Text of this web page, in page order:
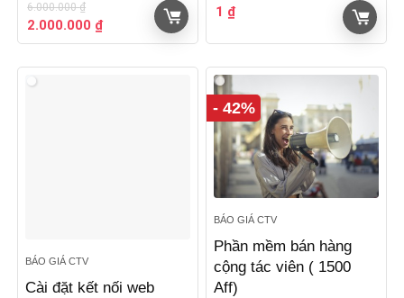
6.000.000₫
Giá
gốc
6.000.000 ₫.
2.000.000 ₫Giá
hiện
1 ₫
BÁO GIÁ CTV
Cài đặt kết nối web
- 42%
BÁO GIÁ CTV
Phần mềm bán hàng
cộng tác viên ( 1500
Aff)